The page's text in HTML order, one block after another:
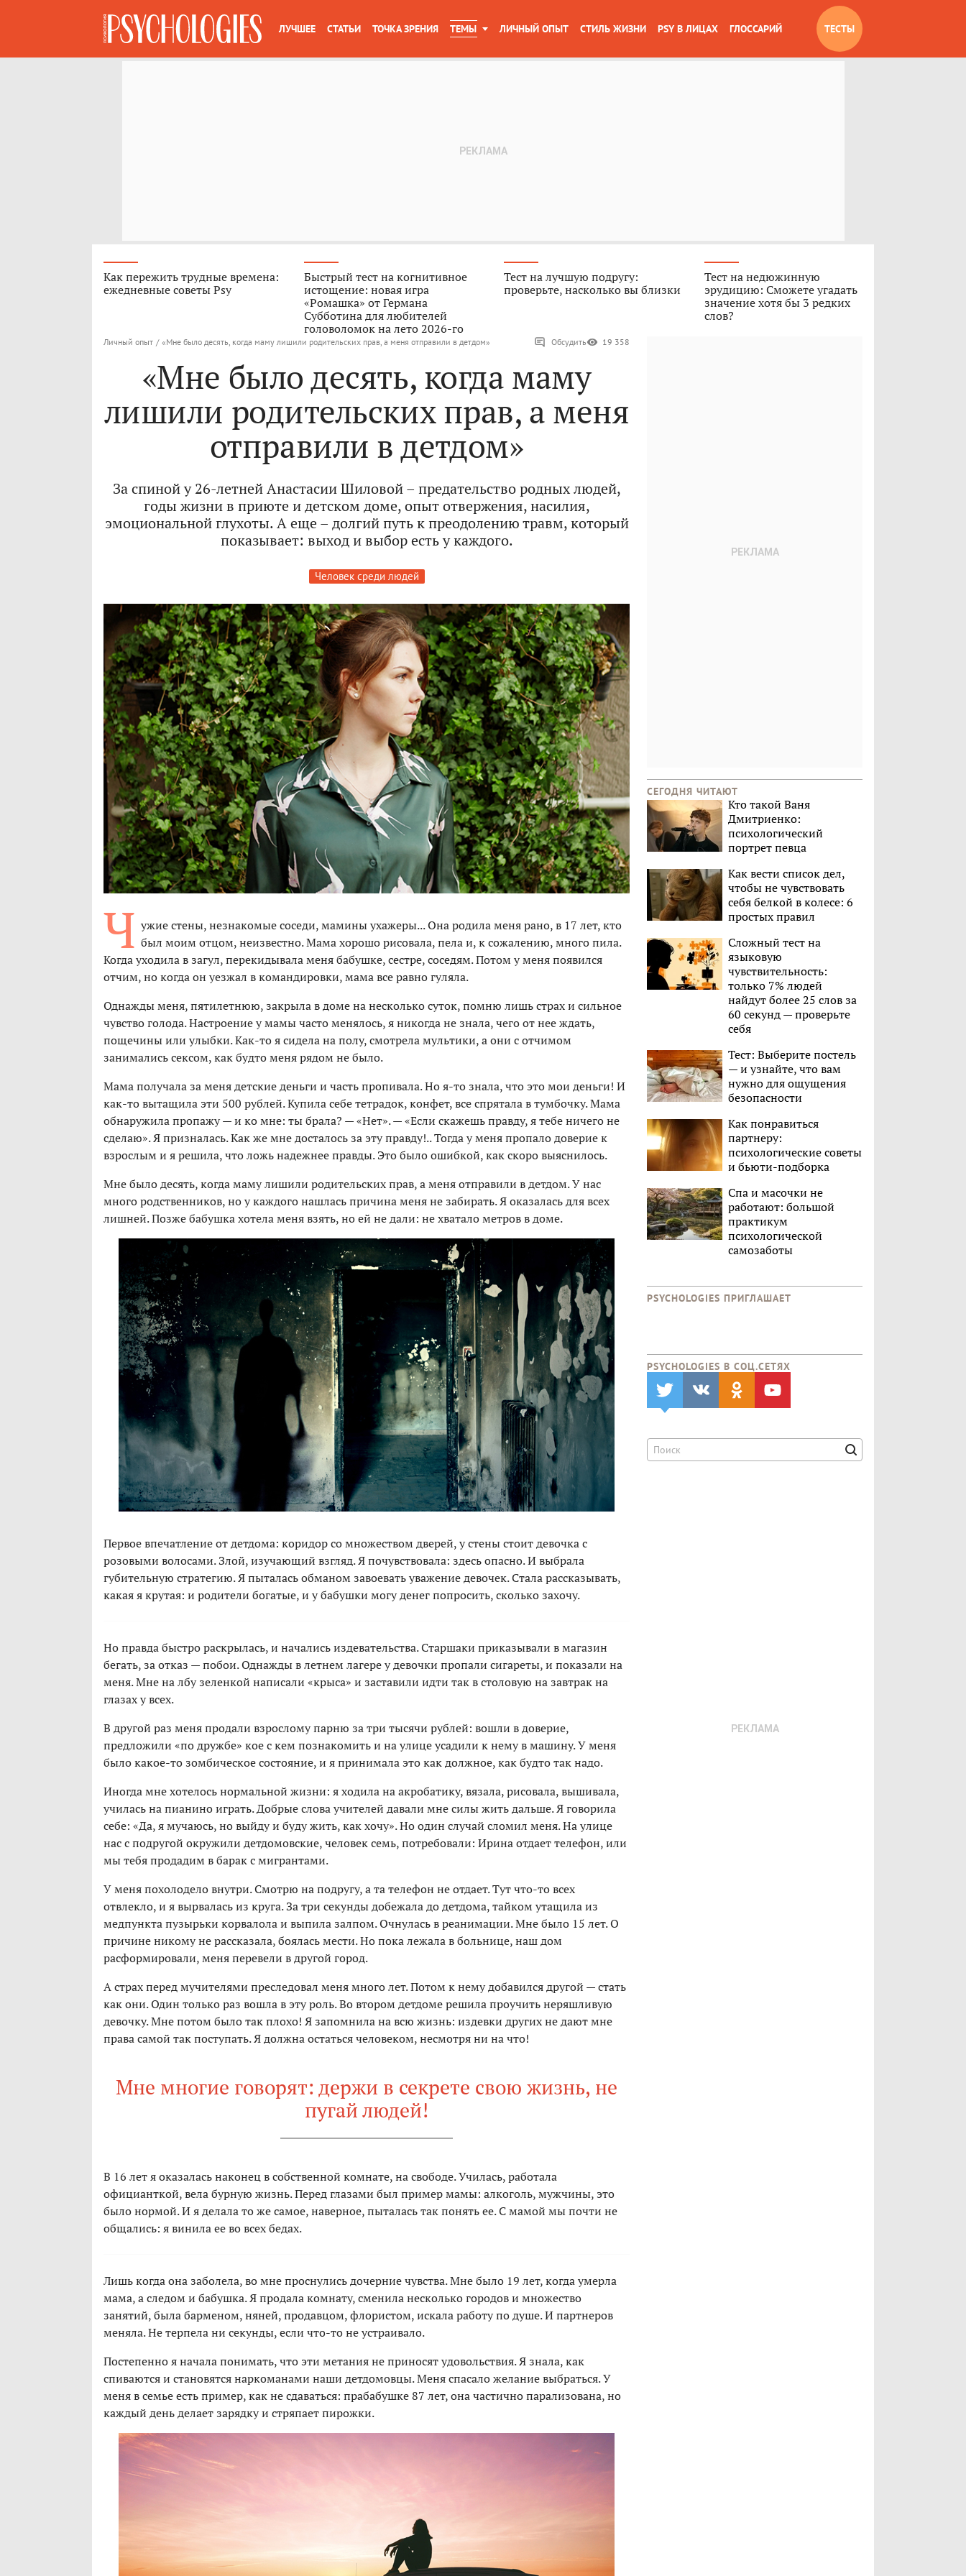
ЛУЧШЕЕ СТАТЬИ ТОЧКА ЗРЕНИЯ ТЕМЫ ЛИЧНЫЙ ОПЫТ СТИЛЬ ЖИЗНИ PSY В ЛИЦАХ ГЛОССАРИЙ ТЕСТЫ
Как пережить трудные времена:
ежедневные советы Psy
Быстрый тест на когнитивное
истощение: новая игра
«Ромашка» от Германа
Субботина для любителей
головоломок на лето 2026-го
Тест на лучшую подругу:
проверьте, насколько вы близки
Тест на недюжинную
эрудицию: Сможете угадать
значение хотя бы 3 редких
слов?
Личный опыт / «Мне было десять, когда маму лишили родительских прав, а меня отправили в детдом» Обсудить 19 358
«Мне было десять, когда маму
лишили родительских прав, а меня
отправили в детдом»
За спиной у 26-летней Анастасии Шиловой – предательство родных людей,
годы жизни в приюте и детском доме, опыт отвержения, насилия,
эмоциональной глухоты. А еще – долгий путь к преодолению травм, который
показывает: выход и выбор есть у каждого.
Человек среди людей
Ч ужие стены, незнакомые соседи, мамины ухажеры... Она родила меня рано, в 17 лет, кто
был моим отцом, неизвестно. Мама хорошо рисовала, пела и, к сожалению, много пила.
Когда уходила в загул, перекидывала меня бабушке, сестре, соседям. Потом у меня появился
отчим, но когда он уезжал в командировки, мама все равно гуляла.
Однажды меня, пятилетнюю, закрыла в доме на несколько суток, помню лишь страх и сильное
чувство голода. Настроение у мамы часто менялось, я никогда не знала, чего от нее ждать,
пощечины или улыбки. Как-то я сидела на полу, смотрела мультики, а они с отчимом
занимались сексом, как будто меня рядом не было.
Мама получала за меня детские деньги и часть пропивала. Но я-то знала, что это мои деньги! И
как-то вытащила эти 500 рублей. Купила себе тетрадок, конфет, все спрятала в тумбочку. Мама
обнаружила пропажу — и ко мне: ты брала? — «Нет». — «Если скажешь правду, я тебе ничего не
сделаю». Я призналась. Как же мне досталось за эту правду!.. Тогда у меня пропало доверие к
взрослым и я решила, что ложь надежнее правды. Это было ошибкой, как скоро выяснилось.
Мне было десять, когда маму лишили родительских прав, а меня отправили в детдом. У нас
много родственников, но у каждого нашлась причина меня не забирать. Я оказалась для всех
лишней. Позже бабушка хотела меня взять, но ей не дали: не хватало метров в доме.
Первое впечатление от детдома: коридор со множеством дверей, у стены стоит девочка с
розовыми волосами. Злой, изучающий взгляд. Я почувствовала: здесь опасно. И выбрала
губительную стратегию. Я пыталась обманом завоевать уважение девочек. Стала рассказывать,
какая я крутая: и родители богатые, и у бабушки могу денег попросить, сколько захочу.
Но правда быстро раскрылась, и начались издевательства. Старшаки приказывали в магазин
бегать, за отказ — побои. Однажды в летнем лагере у девочки пропали сигареты, и показали на
меня. Мне на лбу зеленкой написали «крыса» и заставили идти так в столовую на завтрак на
глазах у всех.
В другой раз меня продали взрослому парню за три тысячи рублей: вошли в доверие,
предложили «по дружбе» кое с кем познакомить и на улице усадили к нему в машину. У меня
было какое-то зомбическое состояние, и я принимала это как должное, как будто так надо.
Иногда мне хотелось нормальной жизни: я ходила на акробатику, вязала, рисовала, вышивала,
училась на пианино играть. Добрые слова учителей давали мне силы жить дальше. Я говорила
себе: «Да, я мучаюсь, но выйду и буду жить, как хочу». Но один случай сломил меня. На улице
нас с подругой окружили детдомовские, человек семь, потребовали: Ирина отдает телефон, или
мы тебя продадим в барак с мигрантами.
У меня похолодело внутри. Смотрю на подругу, а та телефон не отдает. Тут что-то всех
отвлекло, и я вырвалась из круга. За три секунды добежала до детдома, тайком утащила из
медпункта пузырьки корвалола и выпила залпом. Очнулась в реанимации. Мне было 15 лет. О
причине никому не рассказала, боялась мести. Но пока лежала в больнице, наш дом
расформировали, меня перевели в другой город.
А страх перед мучителями преследовал меня много лет. Потом к нему добавился другой — стать
как они. Один только раз вошла в эту роль. Во втором детдоме решила проучить неряшливую
девочку. Мне потом было так плохо! Я запомнила на всю жизнь: издевки других не дают мне
права самой так поступать. Я должна остаться человеком, несмотря ни на что!
Мне многие говорят: держи в секрете свою жизнь, не
пугай людей!
В 16 лет я оказалась наконец в собственной комнате, на свободе. Училась, работала
официанткой, вела бурную жизнь. Перед глазами был пример мамы: алкоголь, мужчины, это
было нормой. И я делала то же самое, наверное, пыталась так понять ее. С мамой мы почти не
общались: я винила ее во всех бедах.
Лишь когда она заболела, во мне проснулись дочерние чувства. Мне было 19 лет, когда умерла
мама, а следом и бабушка. Я продала комнату, сменила несколько городов и множество
занятий, была барменом, няней, продавцом, флористом, искала работу по душе. И партнеров
меняла. Не терпела ни секунды, если что-то не устраивало.
Постепенно я начала понимать, что эти метания не приносят удовольствия. Я знала, как
спиваются и становятся наркоманами наши детдомовцы. Меня спасало желание выбраться. У
меня в семье есть пример, как не сдаваться: прабабушке 87 лет, она частично парализована, но
каждый день делает зарядку и стряпает пирожки.
СЕГОДНЯ ЧИТАЮТ
Кто такой Ваня
Дмитриенко:
психологический
портрет певца
Как вести список дел,
чтобы не чувствовать
себя белкой в колесе: 6
простых правил
Сложный тест на
языковую
чувствительность:
только 7% людей
найдут более 25 слов за
60 секунд — проверьте
себя
Тест: Выберите постель
— и узнайте, что вам
нужно для ощущения
безопасности
Как понравиться
партнеру:
психологические советы
и бьюти-подборка
Спа и масочки не
работают: большой
практикум
психологической
самозаботы
PSYCHOLOGIES ПРИГЛАШАЕТ
PSYCHOLOGIES В CОЦ.СЕТЯХ